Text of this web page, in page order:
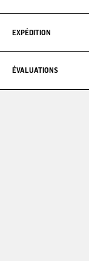
EXPÉDITION
ÉVALUATIONS